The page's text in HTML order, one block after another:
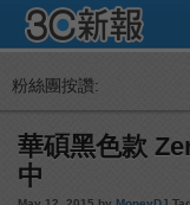
粉絲團按讚:
華碩黑色款
中